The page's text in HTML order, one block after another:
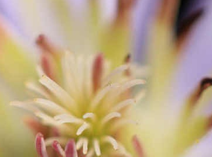
1/800
29 juillet 2011
31 janvier 2012